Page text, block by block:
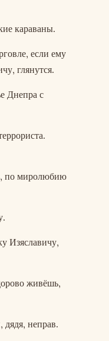
караваны.
если ему
глянутся.
Днепра с
по миролюбию
Изяславичу,
живёшь,
неправ.